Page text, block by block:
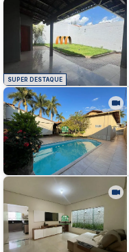
SUPER DESTAQUE